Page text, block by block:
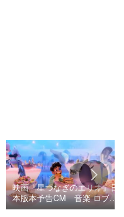
映画『星つなぎのエリオ』日
本版本予告CM 音楽 ロブ・
シモンセン /